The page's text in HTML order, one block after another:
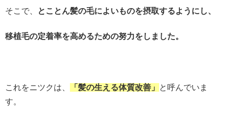
そこで、 とことん髪の毛によいものを摂取するようにし、
移植毛の定着率を高めるための努力をしました。
これをニツクは、 「髪の生える体質改善」
と呼んでいま
す。